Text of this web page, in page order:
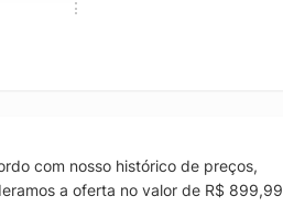
com nosso histórico de preços,
a oferta no valor de R$ 899,99